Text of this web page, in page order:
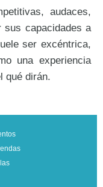
audaces,
sus capacidades a
ser excéntrica,
una experiencia
qué dirán.